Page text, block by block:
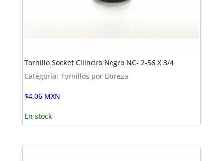
Tornillo Socket Cilindro Negro NC- 2-56 X 3/4
Categoría: Tornillos por Dureza
$4.06 MXN
En stock